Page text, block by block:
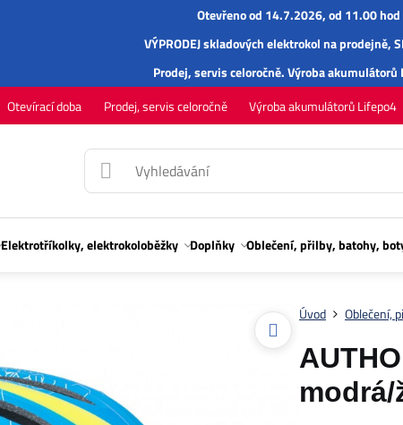
Otevřeno od 14.7.2026, od 11.00 hod
VÝPRODEJ skladových elektrokol na prodejně,
Prodej,servisceloročně.Výroba akumulátorů
Otevírací doba Prodej, servis celoročně Výroba akumulátorů Lifepo4
Elektrotříkolky, elektrokoloběžky Doplňky Oblečení, přilby, batohy,
Úvod Oblečení,